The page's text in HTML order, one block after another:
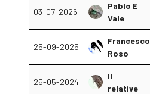
03-07-2026
Pablo E
Vale
25-09-2025
Francesco
Roso
25-05-2024
Il
relative